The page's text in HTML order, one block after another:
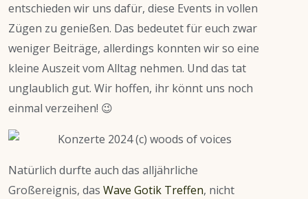
entschieden wir uns dafür, diese Events in vollen
Zügen zu genießen. Das bedeutet für euch zwar
weniger Beiträge, allerdings konnten wir so eine
kleine Auszeit vom Alltag nehmen. Und das tat
unglaublich gut. Wir hoffen, ihr könnt uns noch
einmal verzeihen! 😉
Natürlich durfte auch das alljährliche
Großereignis, das Wave Gotik Treffen, nicht